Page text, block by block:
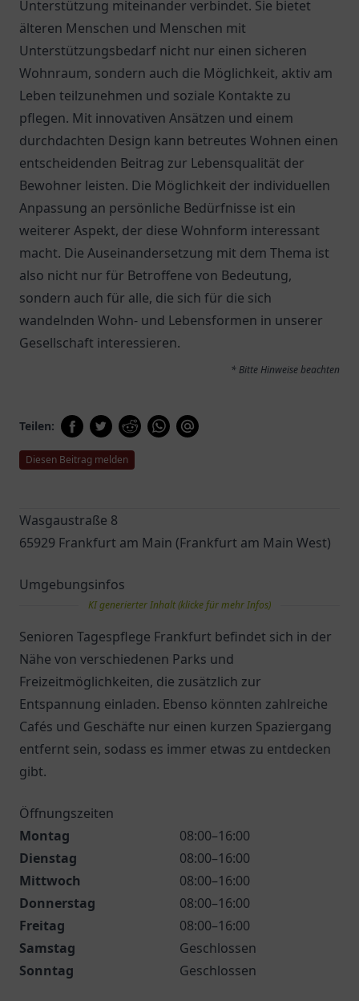
Unterstützung miteinander verbindet. Sie bietet
älteren Menschen und Menschen mit
Unterstützungsbedarf nicht nur einen sicheren
Wohnraum, sondern auch die Möglichkeit, aktiv am
Leben teilzunehmen und soziale Kontakte zu
pflegen. Mit innovativen Ansätzen und einem
durchdachten Design kann betreutes Wohnen einen
entscheidenden Beitrag zur Lebensqualität der
Bewohner leisten. Die Möglichkeit der individuellen
Anpassung an persönliche Bedürfnisse ist ein
weiterer Aspekt, der diese Wohnform interessant
macht. Die Auseinandersetzung mit dem Thema ist
also nicht nur für Betroffene von Bedeutung,
sondern auch für alle, die sich für die sich
wandelnden Wohn- und Lebensformen in unserer
Gesellschaft interessieren.
* Bitte Hinweise beachten
Teilen:
Diesen Beitrag melden
Wasgaustraße 8
65929 Frankfurt am Main (Frankfurt am Main West)
Umgebungsinfos
KI generierter Inhalt (klicke für mehr Infos)
Senioren Tagespflege Frankfurt befindet sich in der
Nähe von verschiedenen Parks und
Freizeitmöglichkeiten, die zusätzlich zur
Entspannung einladen. Ebenso könnten zahlreiche
Cafés und Geschäfte nur einen kurzen Spaziergang
entfernt sein, sodass es immer etwas zu entdecken
gibt.
Öffnungszeiten
Montag
08:00–16:00
Dienstag
08:00–16:00
Mittwoch
08:00–16:00
Donnerstag
08:00–16:00
Freitag
08:00–16:00
Samstag
Geschlossen
Sonntag
Geschlossen